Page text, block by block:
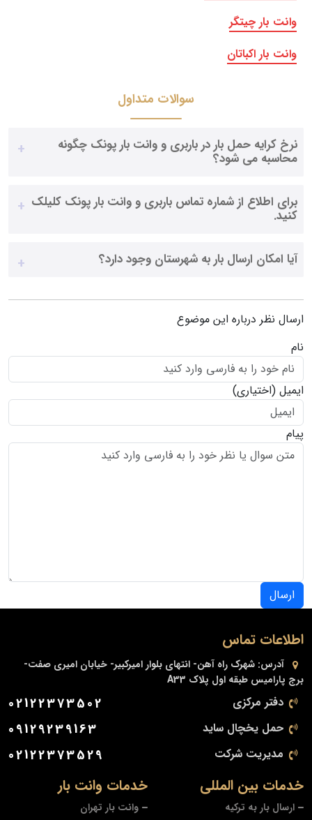
وانت بار چیتگر
وانت بار اکباتان
سوالات متداول
نرخ کرایه حمل بار در باربری و وانت بار پونک چگونه
محاسبه می شود؟
برای اطلاع از شماره تماس باربری و وانت بار پونک کلیلک
کنید.
آیا امکان ارسال بار به شهرستان وجود دارد؟
ارسال نظر درباره این موضوع
نام
ایمیل (اختیاری)
پیام
ارسال
خدمات وانت بار
وانت بار تهران
خدمات بین المللی
ارسال بار به ترکیه
اطلاعات تماس
آدرس: شهرک راه آهن- انتهای بلوار امیرکبیر- خیابان امیری صفت-
برج پارامیس طبقه اول پلاک A33
دفتر مرکزی 02122373502
حمل یخچال ساید 09129239163
مدیریت شرکت 02122373529